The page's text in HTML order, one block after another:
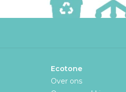
Ecotone
Over ons